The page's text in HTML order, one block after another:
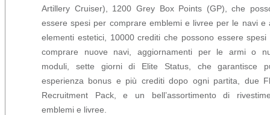
Artillery Cruiser), 1200 Grey Box Points (GP), che
essere spesi per comprare emblemi e livree per le navi e
elementi estetici, 10000 crediti che possono essere spesi
comprare nuove navi, aggiornamenti per le armi o
moduli, sette giorni di Elite Status, che garantisce
esperienza bonus e più crediti dopo ogni partita, due
Recruitment Pack, e un bell’assortimento di
emblemi e livree.